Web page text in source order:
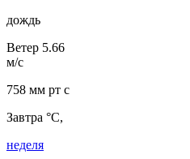
дождь
Ветер 5.66
м/с
758 мм рт с
Завтра °C,
неделя